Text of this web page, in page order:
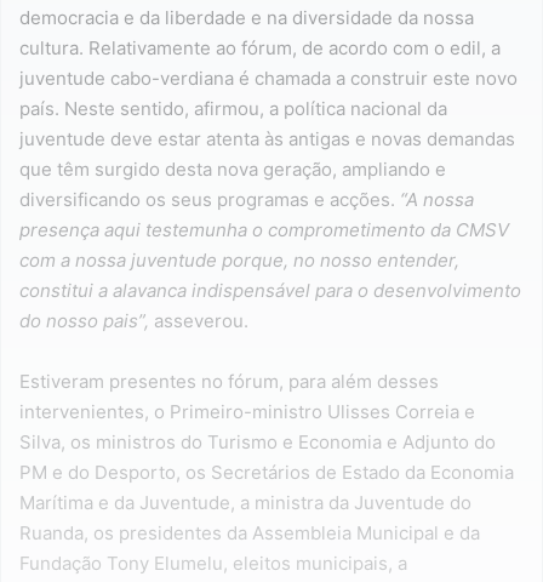
democracia e da liberdade e na diversidade da nossa
cultura. Relativamente ao fórum, de acordo com o edil, a
juventude cabo-verdiana é chamada a construir este novo
país. Neste sentido, afirmou, a política nacional da
juventude deve estar atenta às antigas e novas demandas
que têm surgido desta nova geração, ampliando e
diversificando os seus programas e acções. “A nossa
presença aqui testemunha o comprometimento da CMSV
com a nossa juventude porque, no nosso entender,
constitui a alavanca indispensável para o desenvolvimento
do nosso pais”, asseverou.
Estiveram presentes no fórum, para além desses
intervenientes, o Primeiro-ministro Ulisses Correia e
Silva, os ministros do Turismo e Economia e Adjunto do
PM e do Desporto, os Secretários de Estado da Economia
Marítima e da Juventude, a ministra da Juventude do
Ruanda, os presidentes da Assembleia Municipal e da
Fundação Tony Elumelu, eleitos municipais, a